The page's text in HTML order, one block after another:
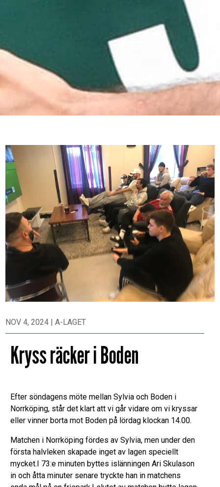
NOV 4, 2024 |A-LAGET
Kryss räcker i Boden
Efter söndagens möte mellan Sylvia och Boden i
Norrköping, står det klart att vi går vidare om vi kryssar
eller vinner borta mot Boden på lördag klockan 14.00.
Matchen i Norrköping fördes av Sylvia, men under den
första halvleken skapade inget av lagen speciellt
mycket.I 73:e minuten byttes islänningen Ari Skulason
in och åtta minuter senare tryckte han in matchens